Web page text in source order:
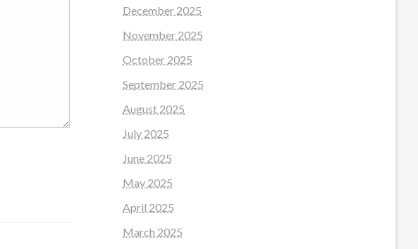
December 2025
November 2025
October 2025
September 2025
August 2025
July 2025
June 2025
May 2025
April 2025
March 2025